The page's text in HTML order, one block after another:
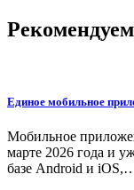
Рекомендуем
Единое мобильное
Мобильное
марте 2026 года и
базе Android и